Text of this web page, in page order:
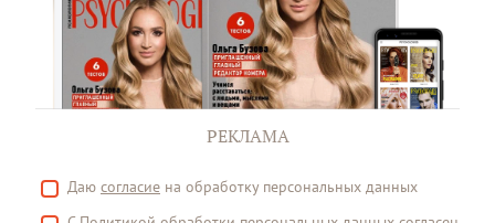
РЕКЛАМА
Даю согласие на обработку персональных данных